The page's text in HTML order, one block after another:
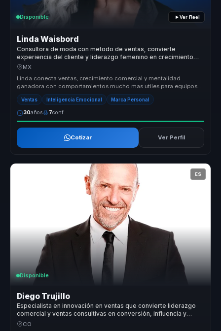
Disponible Ver Reel
Linda Waisbord
Consultora de moda con metodo de ventas, convierte
experiencia del cliente y liderazgo femenino en crecimiento
comercial para marcas.
MX
Linda conecta ventas, crecimiento comercial y mentalidad
ganadora con comportamientos mucho mas utiles para equipos
que necesitan sostene...
Ventas Inteligencia Emocional Marca Personal
30años 7conf.
Cotizar Ver Perfil
ES
Disponible
Diego Trujillo
Especialista en innovación en ventas que convierte liderazgo
comercial y ventas consultivas en conversión, influencia y
confianza para equipos.
CO